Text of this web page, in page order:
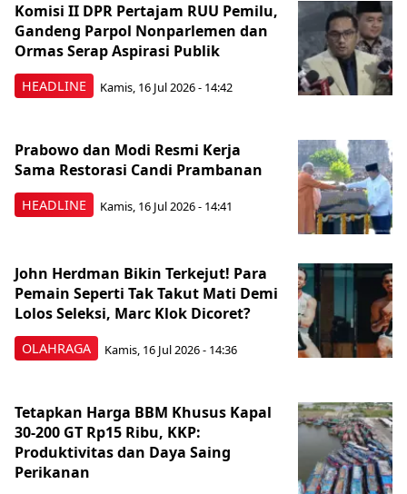
HEADLINE
Komisi II DPR Pertajam RUU Pemilu,
Gandeng Parpol Nonparlemen dan
Ormas Serap Aspirasi Publik
Kamis, 16 Jul 2026 - 14:42
HEADLINE
Prabowo dan Modi Resmi Kerja
Sama Restorasi Candi Prambanan
Kamis, 16 Jul 2026 - 14:41
OLAHRAGA
John Herdman Bikin Terkejut! Para
Pemain Seperti Tak Takut Mati Demi
Lolos Seleksi, Marc Klok Dicoret?
Kamis, 16 Jul 2026 - 14:36
Tetapkan Harga BBM Khusus Kapal
30-200 GT Rp15 Ribu, KKP:
Produktivitas dan Daya Saing
Perikanan